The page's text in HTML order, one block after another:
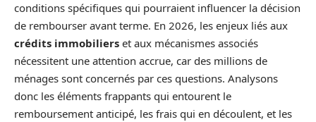
conditions spécifiques qui pourraient influencer la décision
de rembourser avant terme. En 2026, les enjeux liés aux
crédits immobiliers et aux mécanismes associés
nécessitent une attention accrue, car des millions de
ménages sont concernés par ces questions. Analysons
donc les éléments frappants qui entourent le
remboursement anticipé, les frais qui en découlent, et les